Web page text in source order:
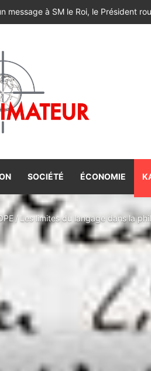
reçoit le conseiller du Président de
SOCIÉTÉ ÉCONOMIE
/ Les limites du langage dans la